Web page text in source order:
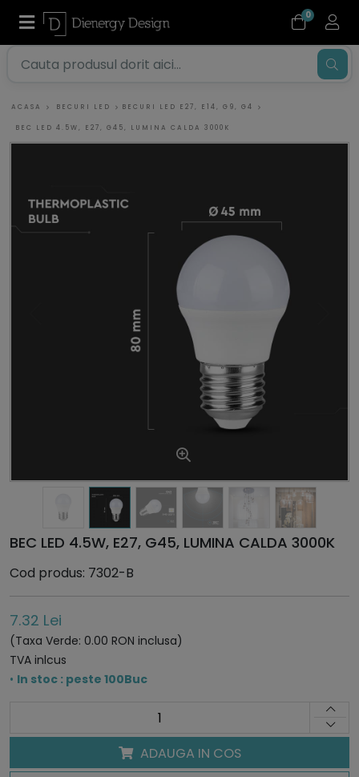
0
ACASA BECURI LED BECURI LED E27, E14, G9, G4
BEC LED 4.5W, E27, G45, LUMINA CALDA 3000K
BEC LED 4.5W, E27, G45, LUMINA CALDA 3000K
Cod produs: 7302-B
7.32 Lei
(Taxa Verde: 0.00 RON inclusa)
TVA inlcus
• In stoc : peste 100Buc
ADAUGA IN COS